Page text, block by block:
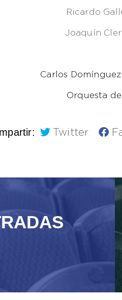
Ricardo
Joaquín
Carlos
Orquesta
Twitter